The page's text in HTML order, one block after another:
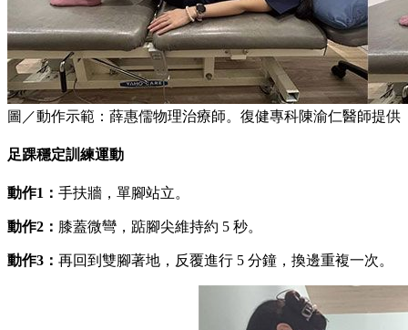
圖／動作示範：薛惠儒物理治療師。復健專科陳渝仁醫師提供
足踝穩定訓練運動
動作1： 手扶牆，單腳站立。
動作2： 膝蓋微彎，踮腳尖維持約 5 秒。
動作3： 再回到雙腳著地，反覆進行 5 分鐘，換邊重複一次。